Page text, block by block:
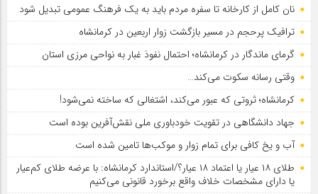
نان کامل از کارخانه تا سفره مردم باید به یک فرهنگ عمومی تبدیل شود
ترافیک پرحجم در مسیر بازگشت زوار اربعین در کرمانشاه
گرمای ماندگار در کرمانشاه؛ احتمال نفوذ غبار به نواحی مرزی استان
وقتی رسانه سکوت می‌کند…
کرمانشاه؛ ثروتی که عبور می‌کند، اشتغالی که ساخته نمی‌شود!
جهاد دانشگاهی در تقویت خودباوری ملی نقش‌آفرین بوده است
آب و یخ کافی برای تمام زوار و موکب‌ها تامین شده است
طلای ۱۸ عیار یا اعتماد ۱۸ عیار؟/استاندارد کرمانشاه: با عرضه طلای کم‌عیار
یا دارای مشخصات خلاف واقع برخورد قانونی می‌کنیم